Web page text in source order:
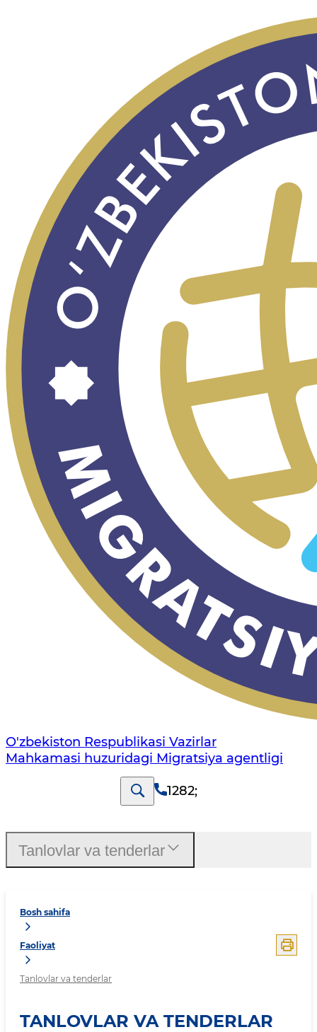
O'zbekiston Respublikasi Vazirlar
Mahkamasi huzuridagi Migratsiya agentligi
1282;
Bosh sahifa
Faoliyat
Tanlovlar va tenderlar
TANLOVLAR VA TENDERLAR
Tanlovlar va tenderlar